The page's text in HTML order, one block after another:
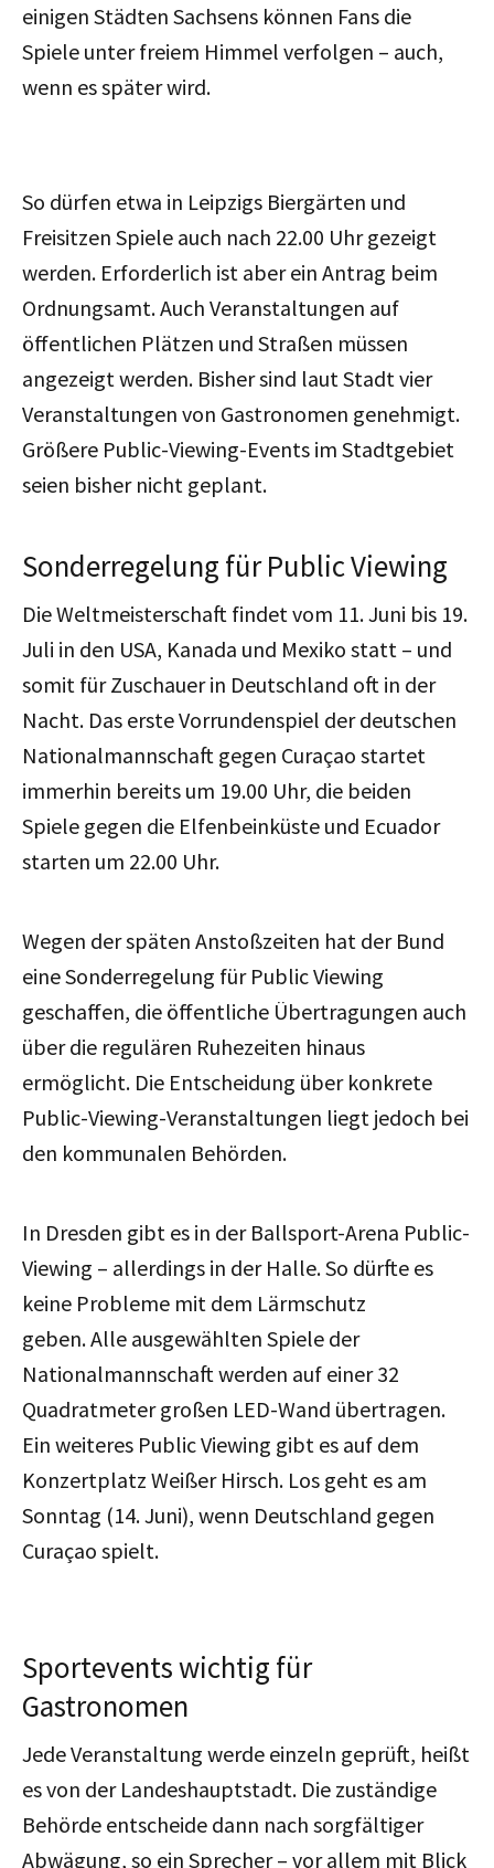
einigen Städten Sachsens können Fans die
Spiele unter freiem Himmel verfolgen – auch,
wenn es später wird.
So dürfen etwa in Leipzigs Biergärten und
Freisitzen Spiele auch nach 22.00 Uhr gezeigt
werden. Erforderlich ist aber ein Antrag beim
Ordnungsamt. Auch Veranstaltungen auf
öffentlichen Plätzen und Straßen müssen
angezeigt werden. Bisher sind laut Stadt vier
Veranstaltungen von Gastronomen genehmigt.
Größere Public-Viewing-Events im Stadtgebiet
seien bisher nicht geplant.
Sonderregelung für Public Viewing
Die Weltmeisterschaft findet vom 11. Juni bis 19.
Juli in den USA, Kanada und Mexiko statt – und
somit für Zuschauer in Deutschland oft in der
Nacht. Das erste Vorrundenspiel der deutschen
Nationalmannschaft gegen Curaçao startet
immerhin bereits um 19.00 Uhr, die beiden
Spiele gegen die Elfenbeinküste und Ecuador
starten um 22.00 Uhr.
Wegen der späten Anstoßzeiten hat der Bund
eine Sonderregelung für Public Viewing
geschaffen, die öffentliche Übertragungen auch
über die regulären Ruhezeiten hinaus
ermöglicht. Die Entscheidung über konkrete
Public-Viewing-Veranstaltungen liegt jedoch bei
den kommunalen Behörden.
In Dresden gibt es in der Ballsport-Arena Public-
Viewing – allerdings in der Halle. So dürfte es
keine Probleme mit dem Lärmschutz
geben. Alle ausgewählten Spiele der
Nationalmannschaft werden auf einer 32
Quadratmeter großen LED-Wand übertragen.
Ein weiteres Public Viewing gibt es auf dem
Konzertplatz Weißer Hirsch. Los geht es am
Sonntag (14. Juni), wenn Deutschland gegen
Curaçao spielt.
Sportevents wichtig für
Gastronomen
Jede Veranstaltung werde einzeln geprüft, heißt
es von der Landeshauptstadt. Die zuständige
Behörde entscheide dann nach sorgfältiger
Abwägung, so ein Sprecher – vor allem mit Blick